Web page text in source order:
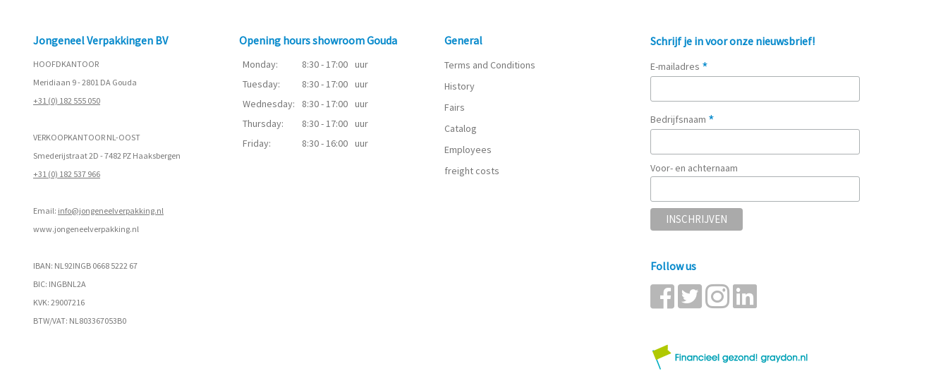
Jongeneel Verpakkingen BV
HOOFDKANTOOR
Meridiaan 9 - 2801 DA Gouda
+31 (0) 182 555 050
VERKOOPKANTOOR NL-OOST
Smederijstraat 2D - 7482 PZ Haaksbergen
+31 (0) 182 537 966
Email: info@jongeneelverpakking.nl
www.jongeneelverpakking.nl
IBAN: NL92INGB 0668 5222 67
BIC: INGBNL2A
KVK: 29007216
BTW/VAT: NL803367053B0
Opening hours showroom Gouda
Monday: 8:30 - 17:00 uur
Tuesday:
8:30 - 17:00 uur
Wednesday:
8:30 - 17:00 uur
Thursday:
8:30 - 17:00 uur
Friday:
8:30 - 16:00 uur
General
Terms and Conditions
History
Fairs
Catalog
Employees
freight costs
Schrijf je in voor onze nieuwsbrief!
E-mailadres *
Bedrijfsnaam *
Voor- en achternaam
Follow us